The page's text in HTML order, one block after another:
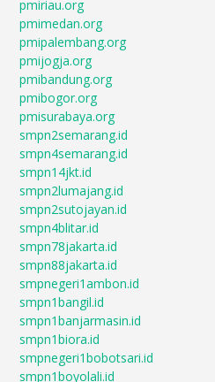
pmiriau.org
pmimedan.org
pmipalembang.org
pmijogja.org
pmibandung.org
pmibogor.org
pmisurabaya.org
smpn2semarang.id
smpn4semarang.id
smpn14jkt.id
smpn2lumajang.id
smpn2sutojayan.id
smpn4blitar.id
smpn78jakarta.id
smpn88jakarta.id
smpnegeri1ambon.id
smpn1bangil.id
smpn1banjarmasin.id
smpn1biora.id
smpnegeri1bobotsari.id
smpn1boyolali.id